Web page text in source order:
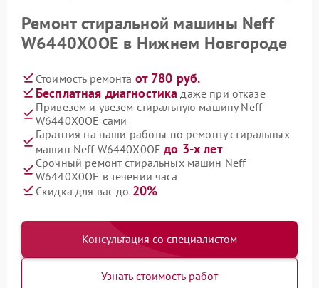
Ремонт стиральной машины Neff
W6440X0OE в Нижнем Новгороде
Стоимость ремонта от 780 руб.
Бесплатная диагностика даже при отказе
Привезем и увезем стиральную машину Neff
W6440X0OE сами
Гарантия на наши работы по ремонту стиральных
машин Neff W6440X0OEдо 3-х лет
Срочный ремонт стиральных машин Neff
W6440X0OE в течении часа
Скидка для вас до 20%
Консультация со специалистом
Узнать стоимость работ